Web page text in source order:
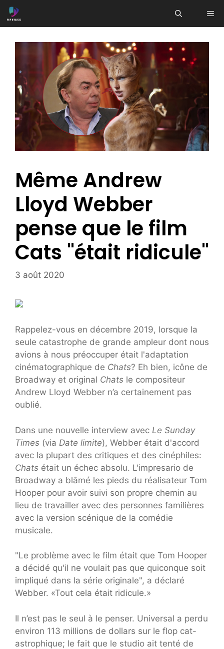
Aller
au
Même Andrew
Lloyd Webber
pense que le film
Cats "était ridicule"
3 août 2020
Rappelez-vous en décembre 2019, lorsque la
seule catastrophe de grande ampleur dont nous
avions à nous préoccuper était l'adaptation
cinématographique de Chats? Eh bien, icône de
Broadway et original Chats le compositeur
Andrew Lloyd Webber n’a certainement pas
oublié.
Dans une nouvelle interview avec Le Sunday
Times (via Date limite), Webber était d'accord
avec la plupart des critiques et des cinéphiles:
Chats était un échec absolu. L'impresario de
Broadway a blâmé les pieds du réalisateur Tom
Hooper pour avoir suivi son propre chemin au
lieu de travailler avec des personnes familières
avec la version scénique de la comédie
musicale.
"Le problème avec le film était que Tom Hooper
a décidé qu'il ne voulait pas que quiconque soit
impliqué dans la série originale", a déclaré
Webber. «Tout cela était ridicule.»
Il n’est pas le seul à le penser. Universal a perdu
environ 113 millions de dollars sur le flop cat-
astrophique; le fait que le studio ait tenté de